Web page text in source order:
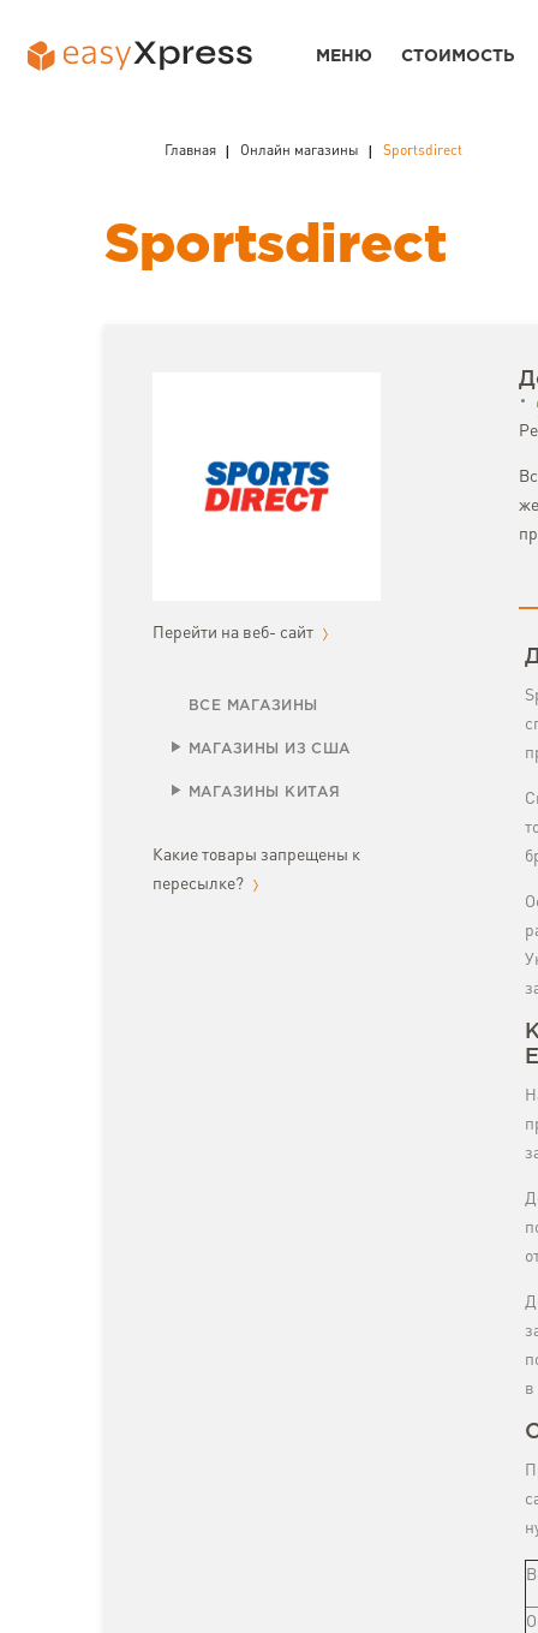
Sportsdirect
Главная Онлайн магазины Sportsdirect
Перейти на веб- сайт
ВСЕ МАГАЗИНЫ
МАГАЗИНЫ ИЗ США
МАГАЗИНЫ КИТАЯ
Какие товары запрещены к
пересылке?
в
МЕНЮ СТОИМОСТЬ